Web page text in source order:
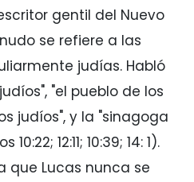
gentil del Nuevo
se refiere a las
judías. Habló
"el pueblo de los
judíos", y la "sinagoga
12:11; 10:39; 14: 1).
que Lucas nunca se